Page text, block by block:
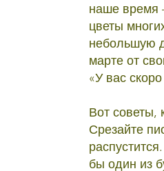
наше время
цветы
небольшую
марте от
«У вас
Вот советы,
Срезайте
бы один из